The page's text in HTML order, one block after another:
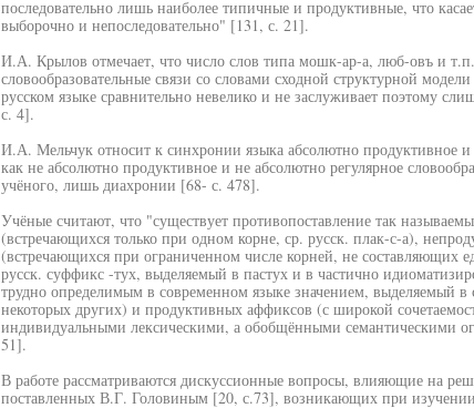
последовательно лишь наиболее типичные и продуктивные, что
выборочно и непоследовательно" [131, с. 21].
И.А. Крылов отмечает, что число слов типа мошк-ар-а, люб-овъ и
словообразовательные связи со словами сходной структурной
русском языке сравнительно невелико и не заслуживает поэтому
с. 4].
И.А. Мельчук относит к синхронии языка абсолютно продуктивное и
как не абсолютно продуктивное и не абсолютно регулярное
учёного, лишь диахронии [68- с. 478].
Учёные считают, что "существует противопоставление так
(встречающихся только при одном корне, ср. русск. плак-с-а),
(встречающихся при ограниченном числе корней, не составляющих
русск. суффикс -тух, выделяемый в пастух и в частично
трудно определимым в современном языке значением, выделяемый в
некоторых других) и продуктивных аффиксов (с широкой
индивидуальными лексическими, а обобщёнными семантическими
51].
В работе рассматриваются дискуссионные вопросы, влияющие на
поставленных В.Г. Головиным [20, с.73], возникающих при